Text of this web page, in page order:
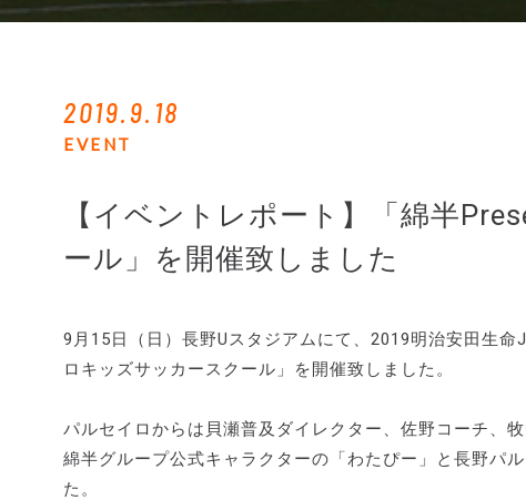
2019.9.18
EVENT
【イベントレポート】「綿半
ール」を開催致しました
9月15日（日）長野Uスタジアムにて、2019明治安田生
ロキッズサッカースクール」を開催致しました。
パルセイロからは貝瀬普及ダイレクター、佐野コーチ、
綿半グループ公式キャラクターの「わたぴー」と長野パ
た。